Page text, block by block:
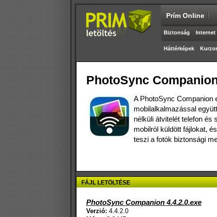
Prím Online
Biztonság Internet
Háttérképek
PhotoSync
A PhotoSync Companion
mobilalkalmazással
nélküli átvitelét telefon és
mobilról küldött fájlokat,
teszi a fotók biztonsági
FÁJL LETÖLTÉSE
PhotoSync Companion 4.4.2.0.exe
Verzió: 4.4.2.0